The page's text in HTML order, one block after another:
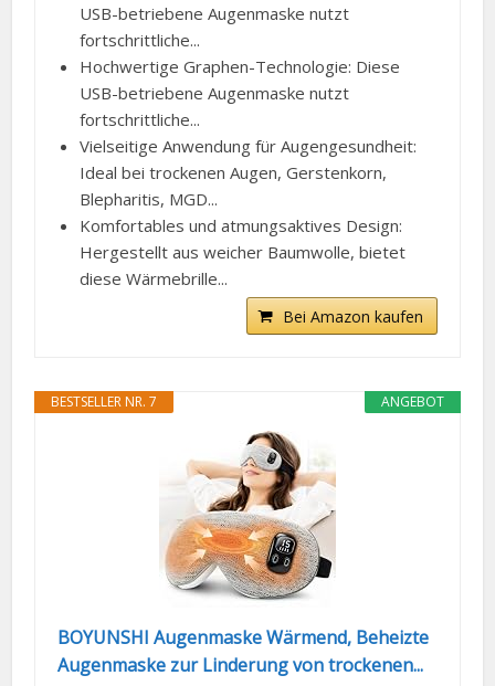
USB-betriebene Augenmaske nutzt
fortschrittliche...
Hochwertige Graphen-Technologie: Diese
USB-betriebene Augenmaske nutzt
fortschrittliche...
Vielseitige Anwendung für Augengesundheit:
Ideal bei trockenen Augen, Gerstenkorn,
Blepharitis, MGD...
Komfortables und atmungsaktives Design:
Hergestellt aus weicher Baumwolle, bietet
diese Wärmebrille...
Bei Amazon kaufen
ANGEBOT
BESTSELLER NR. 7
BOYUNSHI Augenmaske Wärmend, Beheizte
Augenmaske zur Linderung von trockenen...